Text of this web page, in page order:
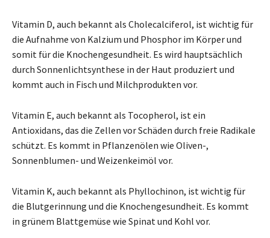
Vitamin D, auch bekannt als Cholecalciferol, ist wichtig für
die Aufnahme von Kalzium und Phosphor im Körper und
somit für die Knochengesundheit. Es wird hauptsächlich
durch Sonnenlichtsynthese in der Haut produziert und
kommt auch in Fisch und Milchprodukten vor.
Vitamin E, auch bekannt als Tocopherol, ist ein
Antioxidans, das die Zellen vor Schäden durch freie Radikale
schützt. Es kommt in Pflanzenölen wie Oliven-,
Sonnenblumen- und Weizenkeimöl vor.
Vitamin K, auch bekannt als Phyllochinon, ist wichtig für
die Blutgerinnung und die Knochengesundheit. Es kommt
in grünem Blattgemüse wie Spinat und Kohl vor.